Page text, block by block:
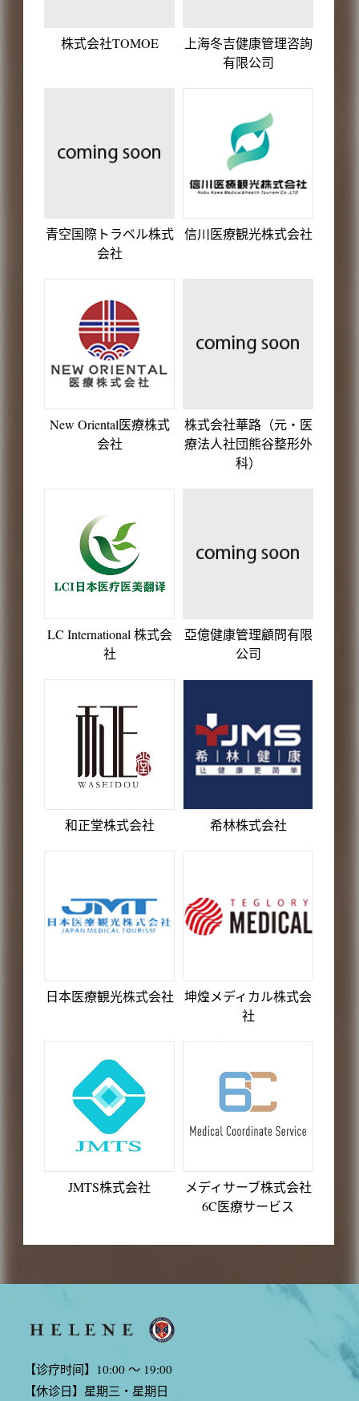
株式会社TOMOE
上海冬吉健康管理咨詢
有限公司
青空国際トラベル株式
会社
信川医療観光株式会社
New Oriental医療株式
会社
株式会社華路（元・医
療法人社団熊谷整形外
科）
LC International 株式会
社
亞億健康管理顧問有限
公司
和正堂株式会社 希林株式会社
日本医療観光株式会社
坤煌メディカル株式会
社
JMTS株式会社
メディサーブ株式会社
6C医療サービス
【诊疗时间】10:00 〜 19:00
【休诊日】星期三・星期日